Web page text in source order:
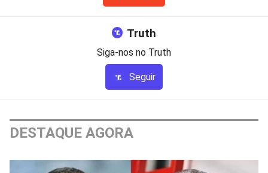
Truth
Siga-nos no Truth
Seguir
DESTAQUE AGORA